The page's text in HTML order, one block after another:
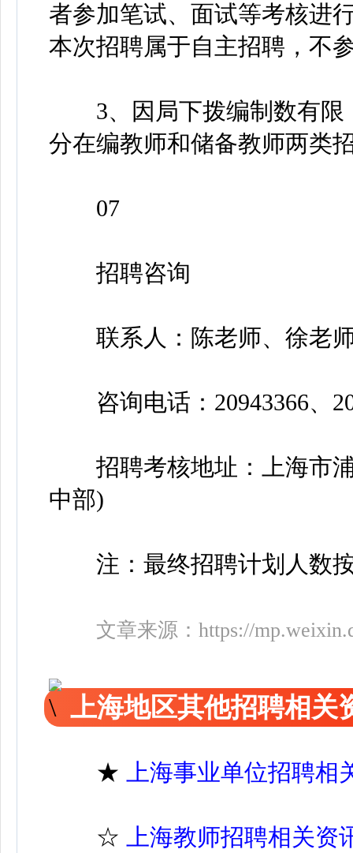
者参加笔试、面试等考核进
本次招聘属于自主招聘，不
3、因局下拨编制数有限
分在编教师和储备教师两类
07
招聘咨询
联系人：陈老师、徐老
咨询电话：20943366、
招聘考核地址：上海市浦
中部)
注：最终招聘计划人数按
文章来源： https://
上海地区其他招聘相关
★ 上海事业单位招聘相
☆ 上海教师招聘相关资